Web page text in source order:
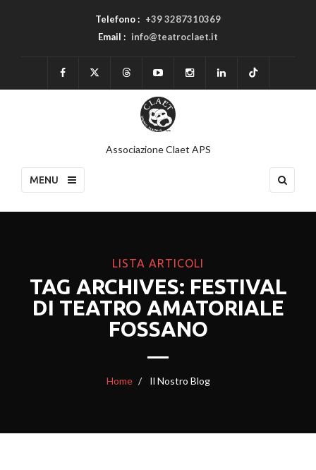
Telefono : +39 3287310369
Email : info@teatroclaet.it
Associazione Claet APS
MENU
LISTA ARTICOLI
TAG ARCHIVES: FESTIVAL
DI TEATRO AMATORIALE
FOSSANO
Home Il Nostro Blog